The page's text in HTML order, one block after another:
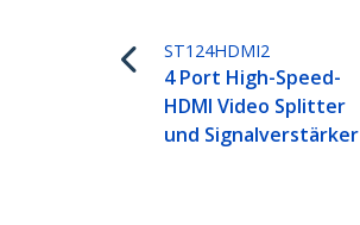
ST124HDMI2
4 Port High-Speed-
HDMI Video Splitter
und Signalverstärker